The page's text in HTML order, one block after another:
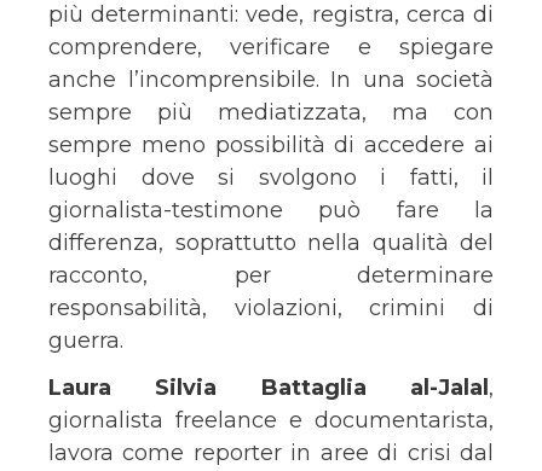
più determinanti: vede, registra, cerca di
comprendere, verificare e spiegare
anche l’incomprensibile. In una società
sempre più mediatizzata, ma con
sempre meno possibilità di accedere ai
luoghi dove si svolgono i fatti, il
giornalista-testimone può fare la
differenza, soprattutto nella qualità del
racconto, per determinare
responsabilità, violazioni, crimini di
guerra.
Laura Silvia Battaglia al-Jalal,
giornalista freelance e documentarista,
lavora come reporter in aree di crisi dal